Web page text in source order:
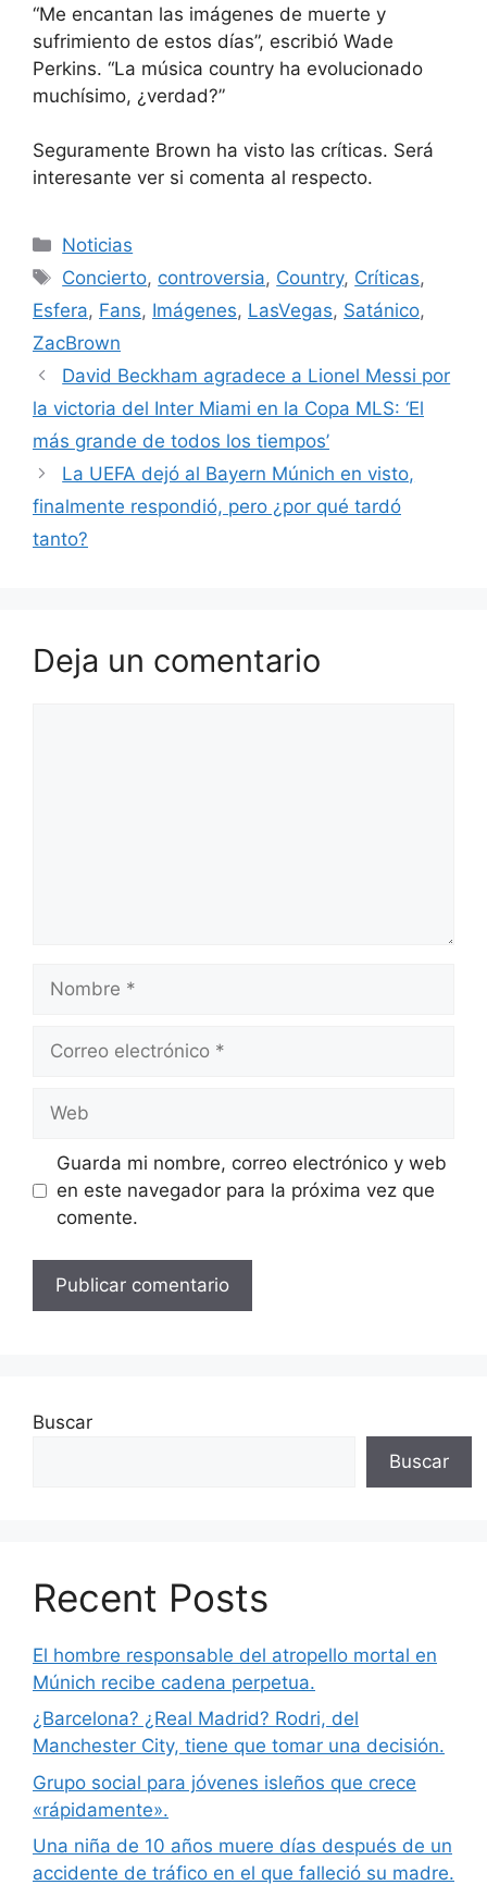
“Me encantan las imágenes de muerte y
sufrimiento de estos días”, escribió Wade
Perkins. “La música country ha evolucionado
muchísimo, ¿verdad?”
Seguramente Brown ha visto las críticas. Será
interesante ver si comenta al respecto.
Categorías
Noticias
Etiquetas
Concierto, controversia, Country, Críticas,
Esfera, Fans, Imágenes, LasVegas, Satánico,
ZacBrown
David Beckham agradece a Lionel Messi por
la victoria del Inter Miami en la Copa MLS: ‘El
más grande de todos los tiempos’
La UEFA dejó al Bayern Múnich en visto,
finalmente respondió, pero ¿por qué tardó
tanto?
Deja un comentario
Nombre
Correo
Web
Guarda mi nombre, correo electrónico y web
en este navegador para la próxima vez que
comente.
Buscar
Buscar
Recent Posts
El hombre responsable del atropello mortal en
Múnich recibe cadena perpetua.
¿Barcelona? ¿Real Madrid? Rodri, del
Manchester City, tiene que tomar una decisión.
Grupo social para jóvenes isleños que crece
«rápidamente».
Una niña de 10 años muere días después de un
accidente de tráfico en el que falleció su madre.